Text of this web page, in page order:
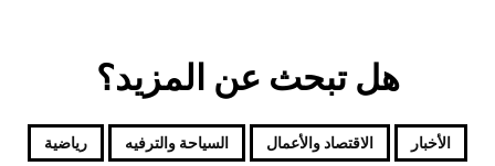
هل تبحث عن المزيد؟
الأخبار الاقتصاد والأعمال السياحة والترفيه رياضية